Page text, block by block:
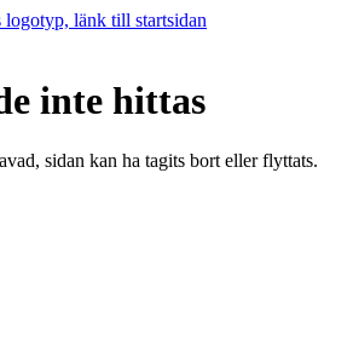
inte hittas
sidan kan ha tagits bort eller flyttats.